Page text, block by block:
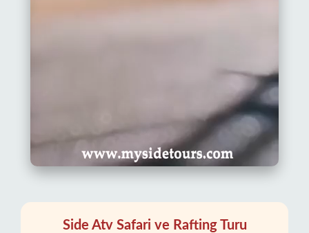
Side Atv Safari ve Rafting Turu